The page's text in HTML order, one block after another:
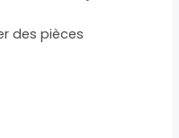
des pièces